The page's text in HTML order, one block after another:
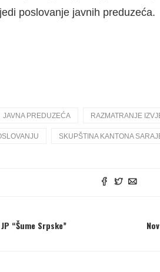
poslovanje javnih preduzeća.
JAVNA PREDUZEĆA RAZMATRANJE
SKUPŠTINA KANTONA
“Šume Srpske”